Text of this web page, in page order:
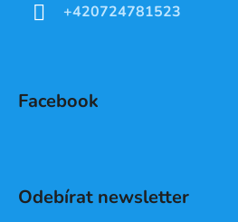
+420724781523
Facebook
Odebírat newsletter